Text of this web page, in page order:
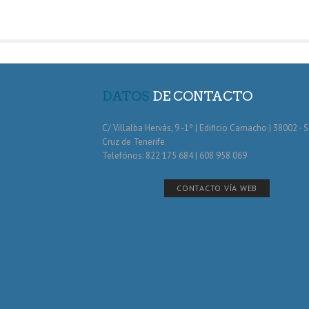
DATOS DE CONTACTO
C/ Villalba Hervás, 9 -1º | Edificio Camacho | 38002 ·
Cruz de Tenerife
Telefónos: 822 175 684 | 608 958 069
CONTACTO VÍA WEB